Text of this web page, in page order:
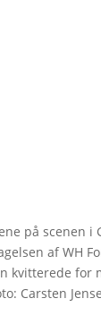
på scenen i
af WH
kvitterede for
Carsten